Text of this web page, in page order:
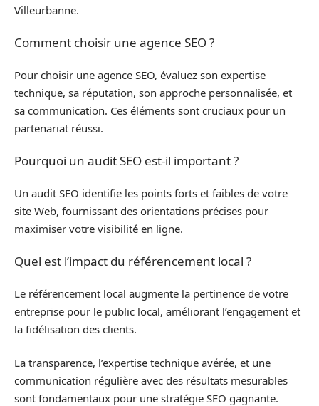
Villeurbanne.
Comment choisir une agence SEO ?
Pour choisir une agence SEO, évaluez son expertise
technique, sa réputation, son approche personnalisée, et
sa communication. Ces éléments sont cruciaux pour un
partenariat réussi.
Pourquoi un audit SEO est-il important ?
Un audit SEO identifie les points forts et faibles de votre
site Web, fournissant des orientations précises pour
maximiser votre visibilité en ligne.
Quel est l’impact du référencement local ?
Le référencement local augmente la pertinence de votre
entreprise pour le public local, améliorant l’engagement et
la fidélisation des clients.
La transparence, l’expertise technique avérée, et une
communication régulière avec des résultats mesurables
sont fondamentaux pour une stratégie SEO gagnante.